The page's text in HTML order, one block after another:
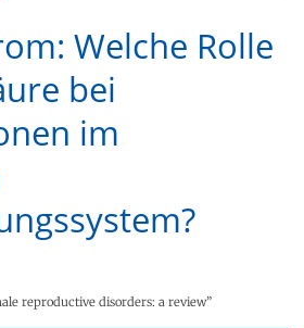
Welche Rolle
bei
im
reproductive disorders: a review”